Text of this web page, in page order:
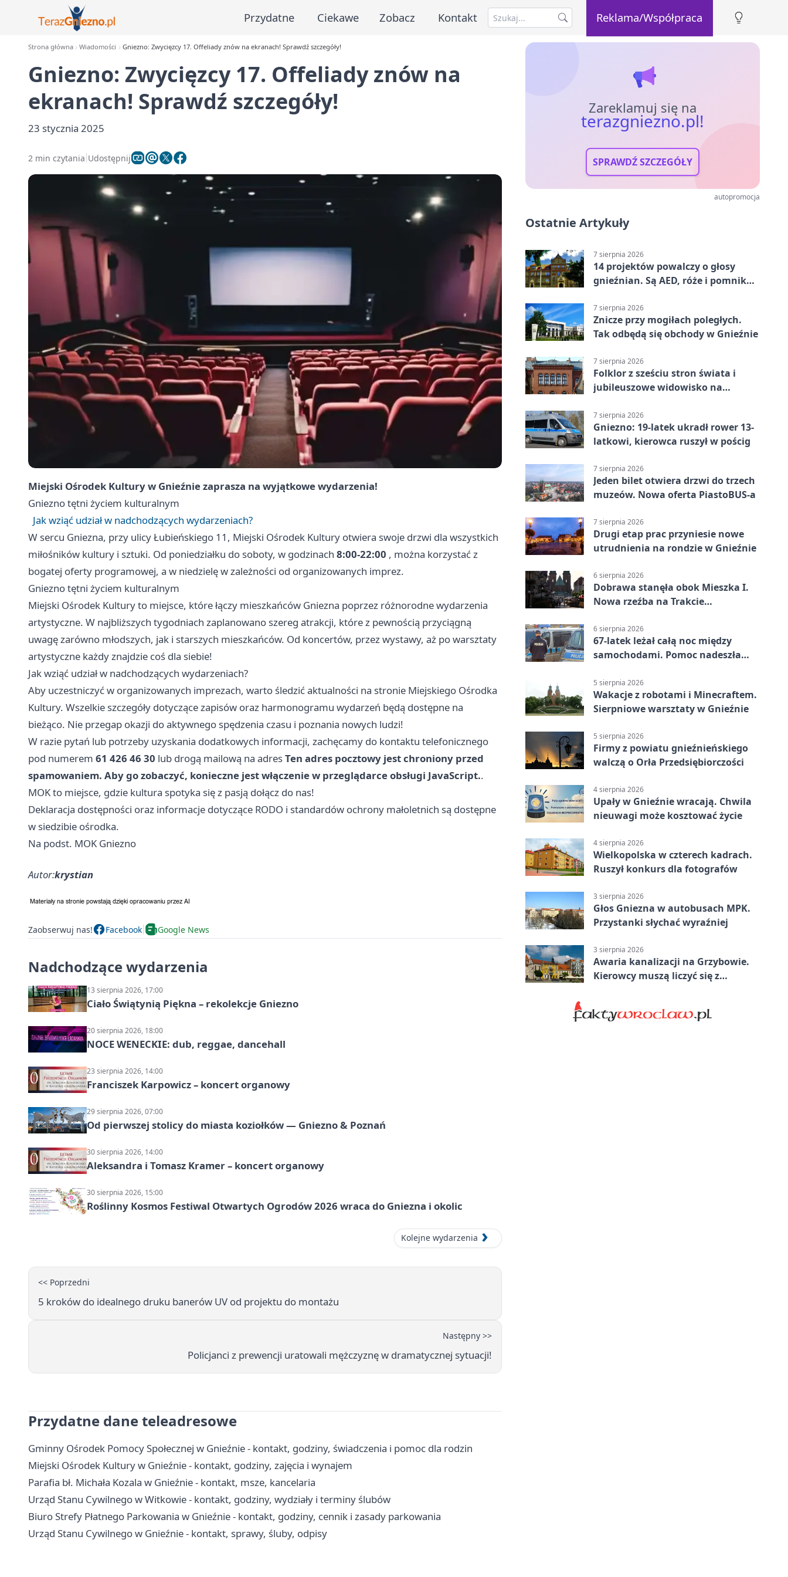
Przydatne Ciekawe Zobacz Kontakt Reklama/Współpraca
Strona główna Wiadomości Gniezno: Zwycięzcy 17. Offeliady znów na ekranach! Sprawdź szczegóły!
Gniezno: Zwycięzcy 17. Offeliady znów na
ekranach! Sprawdź szczegóły!
23 stycznia 2025
2 min czytania Udostępnij
Miejski Ośrodek Kultury w Gnieźnie zaprasza na wyjątkowe wydarzenia!
Gnieznotętni życiem kulturalnym
Jak wziąć udział w nadchodzących wydarzeniach?
W sercu Gniezna, przy ulicy Łubieńskiego 11, Miejski Ośrodek Kultury otwiera swoje drzwi dla wszystkich
miłośników kultury i sztuki. Od poniedziałku do soboty, w godzinach 8:00-22:00 , można korzystać z
bogatej oferty programowej, a w niedzielę w zależności od organizowanych imprez.
Gnieznotętni życiem kulturalnym
Miejski Ośrodek Kultury to miejsce, które łączy mieszkańców Gniezna poprzez różnorodne wydarzenia
artystyczne. W najbliższych tygodniach zaplanowano szereg atrakcji, które z pewnością przyciągną
uwagę zarówno młodszych, jak i starszych mieszkańców. Od koncertów, przez wystawy, aż po warsztaty
artystyczne każdy znajdzie coś dla siebie!
Jak wziąć udział w nadchodzących wydarzeniach?
Aby uczestniczyć w organizowanych imprezach, warto śledzić aktualności na stronie Miejskiego Ośrodka
Kultury. Wszelkie szczegóły dotyczące zapisów oraz harmonogramu wydarzeń będą dostępne na
bieżąco. Nie przegap okazji do aktywnego spędzenia czasu i poznania nowych ludzi!
W razie pytań lub potrzeby uzyskania dodatkowych informacji, zachęcamy do kontaktu telefonicznego
pod numerem 61 426 46 30 lub drogą mailową na adresTen adres pocztowy jest chroniony przed
spamowaniem. Aby go zobaczyć, konieczne jest włączenie w przeglądarce obsługi JavaScript..
MOK to miejsce, gdzie kultura spotyka się z pasją dołącz do nas!
Deklaracja dostępności oraz informacje dotyczące RODO i standardów ochrony małoletnich są dostępne
w siedzibie ośrodka.
Na podst. MOK Gniezno
Autor:krystian
Zaobserwuj nas! Facebook Google News
Nadchodzące wydarzenia
13 sierpnia 2026, 17:00
Ciało Świątynią Piękna – rekolekcje Gniezno
20 sierpnia 2026, 18:00
NOCE WENECKIE: dub, reggae, dancehall
23 sierpnia 2026, 14:00
Franciszek Karpowicz – koncert organowy
29 sierpnia 2026, 07:00
Od pierwszej stolicy do miasta koziołków — Gniezno & Poznań
30 sierpnia 2026, 14:00
Aleksandra i Tomasz Kramer – koncert organowy
30 sierpnia 2026, 15:00
Roślinny Kosmos Festiwal Otwartych Ogrodów 2026 wraca do Gniezna i okolic
Kolejne wydarzenia
<< Poprzedni
5 kroków do idealnego druku banerów UV od projektu do montażu
Następny >>
Policjanci z prewencji uratowali mężczyznę w dramatycznej sytuacji!
Przydatne dane teleadresowe
Gminny Ośrodek Pomocy Społecznej w Gnieźnie - kontakt, godziny, świadczenia i pomoc dla rodzin
Miejski Ośrodek Kultury w Gnieźnie - kontakt, godziny, zajęcia i wynajem
Parafia bł. Michała Kozala w Gnieźnie - kontakt, msze, kancelaria
Urząd Stanu Cywilnego w Witkowie - kontakt, godziny, wydziały i terminy ślubów
Biuro Strefy Płatnego Parkowania w Gnieźnie - kontakt, godziny, cennik i zasady parkowania
Urząd Stanu Cywilnego w Gnieźnie - kontakt, sprawy, śluby, odpisy
Zareklamuj się na
terazgniezno.pl!
SPRAWDŹ SZCZEGÓŁY
autopromocja
Ostatnie Artykuły
7 sierpnia 2026
14 projektów powalczy o głosy
gnieźnian. Są AED, róże i pomnik
7 sierpnia 2026
Znicze przy mogiłach poległych.
Tak odbędą się obchody w Gnieźnie
7 sierpnia 2026
Folklor z sześciu stron świata i
jubileuszowe widowisko na
7 sierpnia 2026
Gniezno: 19-latek ukradł rower 13-
latkowi, kierowca ruszył w pościg
7 sierpnia 2026
Jeden bilet otwiera drzwi do trzech
muzeów. Nowa oferta PiastoBUS-a
7 sierpnia 2026
Drugi etap prac przyniesie nowe
utrudnienia na rondzie w Gnieźnie
6 sierpnia 2026
Dobrawa stanęła obok Mieszka I.
Nowa rzeźba na Trakcie
6 sierpnia 2026
67-latek leżał całą noc między
samochodami. Pomoc nadeszła
5 sierpnia 2026
Wakacje z robotami i Minecraftem.
Sierpniowe warsztaty w Gnieźnie
5 sierpnia 2026
Firmy z powiatu gnieźnieńskiego
walczą o Orła Przedsiębiorczości
4 sierpnia 2026
Upały w Gnieźnie wracają. Chwila
nieuwagi może kosztować życie
4 sierpnia 2026
Wielkopolska w czterech kadrach.
Ruszył konkurs dla fotografów
3 sierpnia 2026
Głos Gniezna w autobusach MPK.
Przystanki słychać wyraźniej
3 sierpnia 2026
Awaria kanalizacji na Grzybowie.
Kierowcy muszą liczyć się z